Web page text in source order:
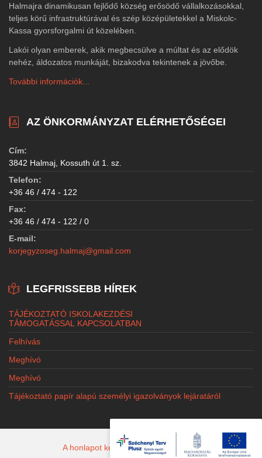
Halmajra dinamikusan fejlődő község erősödő vállalkozásokkal,
teljes körű infrastruktúrával és szép középületekkel a Miskolc-
Kassa gyorsforgalmi út közelében.
Lakói olyan emberek, akik megbecsülve a múltat és az elődök
nehéz, áldozatos munkáját, bizakodva tekintenek a jövőbe.
További információk...
AZ ÖNKORMÁNYZAT ELÉRHETŐSÉGEI
Cím:
3842 Halmaj, Kossuth út 1. sz.
Telefon:
+36 46 / 474 - 122
Fax:
+36 46 / 474 - 122 / 0
E-mail:
korjegyzoseg.halmaj@gmail.com
LEGFRISSEBB HÍREK
TÁJÉKOZTATÓ ISKOLAKEZDÉSI
TÁMOGATÁSSAL KAPCSOLATBAN
Felhívás
Meghívó
Meghívó
Tájékoztató papír alapú személyi igazolványok lejáratáról
A honlapot készítette: Jacobi Marketing